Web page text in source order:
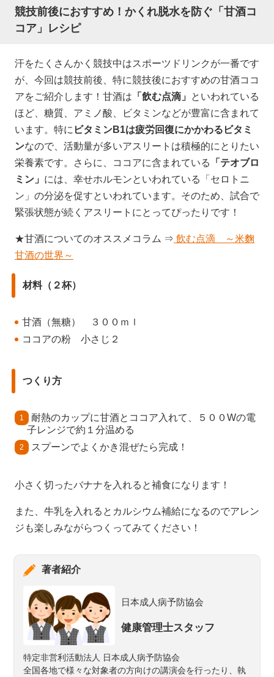
競技前後におすすめ！かくれ脱水を防ぐ「甘酒コ
コア」レシピ
汗をたくさんかく競技中はスポーツドリンクが一番です
が、今回は競技前後、特に競技後におすすめの甘酒ココ
アをご紹介します！甘酒は 「飲む点滴」
といわれている
ほど、糖質、アミノ酸、ビタミンなどが豊富に含まれて
います。特に ビタミンB1は疲労回復にかかわるビタミ
ンなので、活動量が多いアスリートは積極的にとりたい
栄養素です。さらに、ココアに含まれている
「テオブロ
ミン」 には、幸せホルモンといわれている「セロトニ
ン」の分泌を促すといわれています。そのため、試合で
緊張状態が続くアスリートにとってぴったりです！
★甘酒についてのオススメコラム ⇒ 飲む点滴 ～米麴
甘酒の世界～
材料（２杯）
甘酒（無糖） ３００ｍｌ
ココアの粉 小さじ２
つくり方
耐熱のカップに甘酒とココア入れて、５００Wの電
子レンジで約１分温める
スプーンでよくかき混ぜたら完成！
小さく切ったバナナを入れると補食になります！
また、牛乳を入れるとカルシウム補給になるのでアレン
ジも楽しみながらつくってみてください！
著者紹介
日本成人病予防協会
健康管理士スタッフ
特定非営利活動法人 日本成人病予防協会
全国各地で様々な対象者の方向けの講演会を行ったり、執